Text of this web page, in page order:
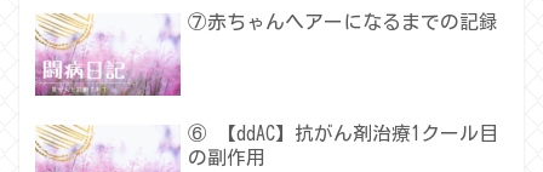
⑦赤ちゃんヘアーになるまでの記録
⑥ 【ddAC】抗がん剤治療1クール目
の副作用